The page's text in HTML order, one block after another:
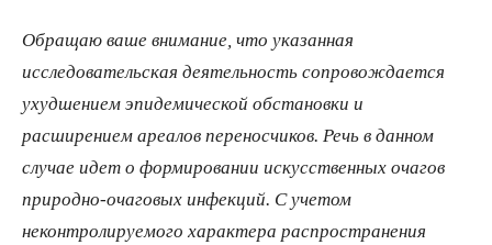
Обращаю ваше внимание, что указанная
исследовательская деятельность сопровождается
ухудшением эпидемической обстановки и
расширением ареалов переносчиков. Речь в данном
случае идет о формировании искусственных очагов
природно-очаговых инфекций. С учетом
неконтролируемого характера распространения